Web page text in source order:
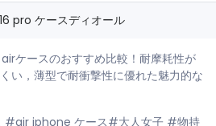
pro ケースディオール
ケースのおすすめ比較！耐摩耗性が
い，薄型で耐衝撃性に優れた魅力的な
#air iphone ケース#大人女子 #物持